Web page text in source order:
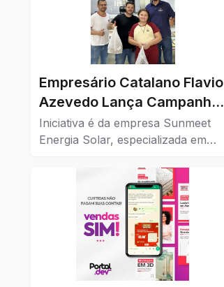
Empresário Catalano Flavio
Azevedo Lança Campanha
de Cashback para
Impulsionar o Comércio da
Iniciativa é da empresa Sunmeet
Energia Solar, especializada em
com comércios da cidade.